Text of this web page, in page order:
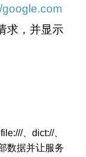
求，并显示
file:///、dict://、
数据并让服务